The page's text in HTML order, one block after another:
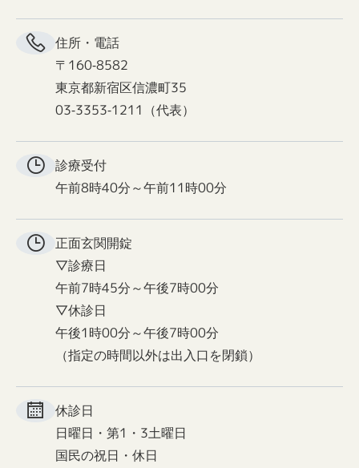
住所・電話
〒160-8582
東京都新宿区信濃町35
03-3353-1211（代表）
診療受付
午前8時40分～午前11時00分
正面玄関開錠
▽診療日
午前7時45分～午後7時00分
▽休診日
午後1時00分～午後7時00分
（指定の時間以外は出入口を閉鎖）
休診日
日曜日・第1・3土曜日
国民の祝日・休日